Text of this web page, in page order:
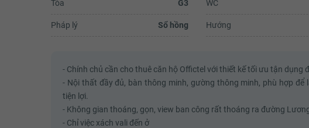
Tòa G3
Pháp lý Sổ hồng
WC
Hướng
- Chính chủ cần cho thuê căn hộ Offictel với thiết kế tối ưu tận dụng
- Nội thất đầy đủ, bàn thông minh, gường thông minh, phù hợp
tiện lợi.
- Không gian thoáng, gọn, view ban công rất thoáng ra đường Lương
- Chỉ việc xách vali đến ở
Trần Thu Hương
trong nhà. Lúc bơi xong, đi cầu thang
xuống để vào chỗ thay đồ mình đã...